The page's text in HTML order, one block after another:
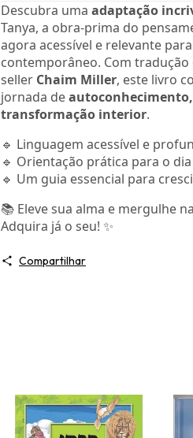
Descubra uma adaptação
Tanya, a obra-prima do
agora acessível e relevante
contemporâneo. Com
seller Chaim Miller, este livro
jornada de
transformação interior.
🔹 Linguagem acessível e
🔹 Orientação prática para o
🔹 Um guia essencial para
📚 Eleve sua alma e mergulhe
Adquira já o seu! ✨
Compartilhar